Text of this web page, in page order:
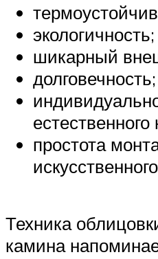
экологичность;
шикарный
долговечность;
естественного
простота
Техника
камина